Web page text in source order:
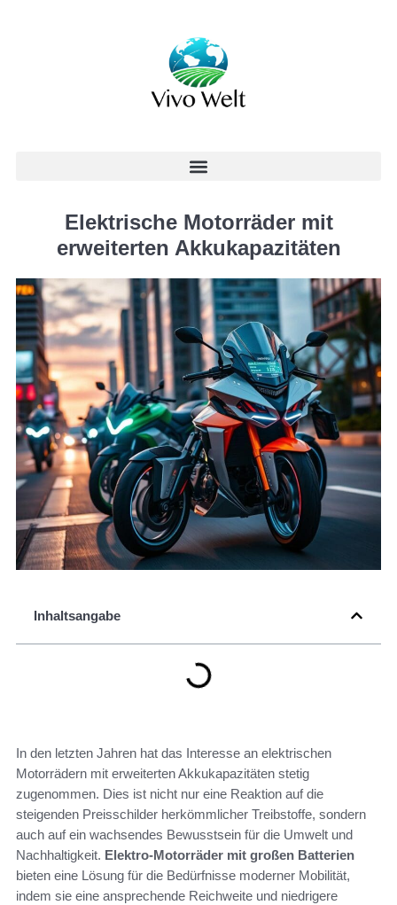
Elektrische Motorräder mit
erweiterten Akkukapazitäten
Inhaltsangabe
In den letzten Jahren hat das Interesse an elektrischen
Motorrädern mit erweiterten Akkukapazitäten stetig
zugenommen. Dies ist nicht nur eine Reaktion auf die
steigenden Preisschilder herkömmlicher Treibstoffe, sondern
auch auf ein wachsendes Bewusstsein für die Umwelt und
Nachhaltigkeit. Elektro-Motorräder mit großen Batterien
bieten eine Lösung für die Bedürfnisse moderner Mobilität,
indem sie eine ansprechende Reichweite und niedrigere